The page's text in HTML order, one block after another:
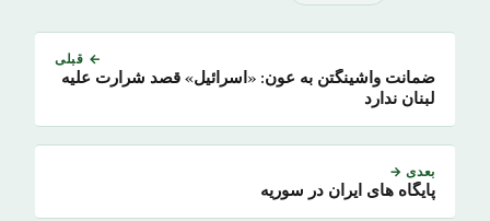
← قبلی
ضمانت‌ واشینگتن به عون: «اسرائیل» قصد شرارت علیه
لبنان ندارد
بعدی →
پایگاه های ایران در سوریه